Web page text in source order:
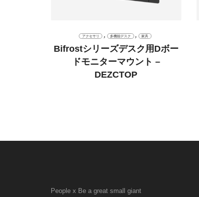
アクセサリ , 多機能デスク , 家具
Bifrostシリーズデスク用Dボー
ドモニターマウント –
DEZCTOP
People x Be a great small giant